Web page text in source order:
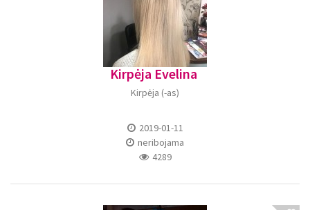
Kirpėja Evelina
Kirpėja (-as)
2019-01-11
neribojama
4289